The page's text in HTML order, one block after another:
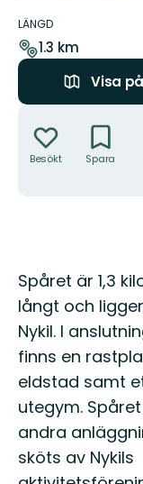
om
leden
LÄNGD
1.3 km
Visa
Besökt Spara
Beskrivning
Spåret är 1,3
långt och
Nykil. I
finns en
eldstad samt
utegym.
andra
sköts av Nykils